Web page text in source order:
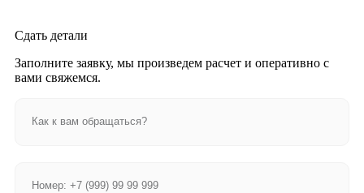
Сдать детали
Заполните заявку, мы произведем расчет и оперативно с
вами свяжемся.